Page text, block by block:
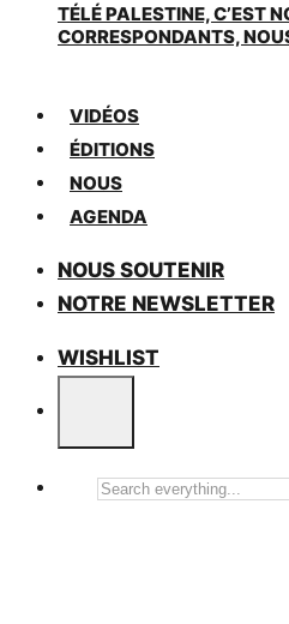
TÉLÉ PALESTINE, C’EST
CORRESPONDANTS,
VIDÉOS
ÉDITIONS
NOUS
AGENDA
NOUS SOUTENIR
NOTRE NEWSLETTER
WISHLIST
Search